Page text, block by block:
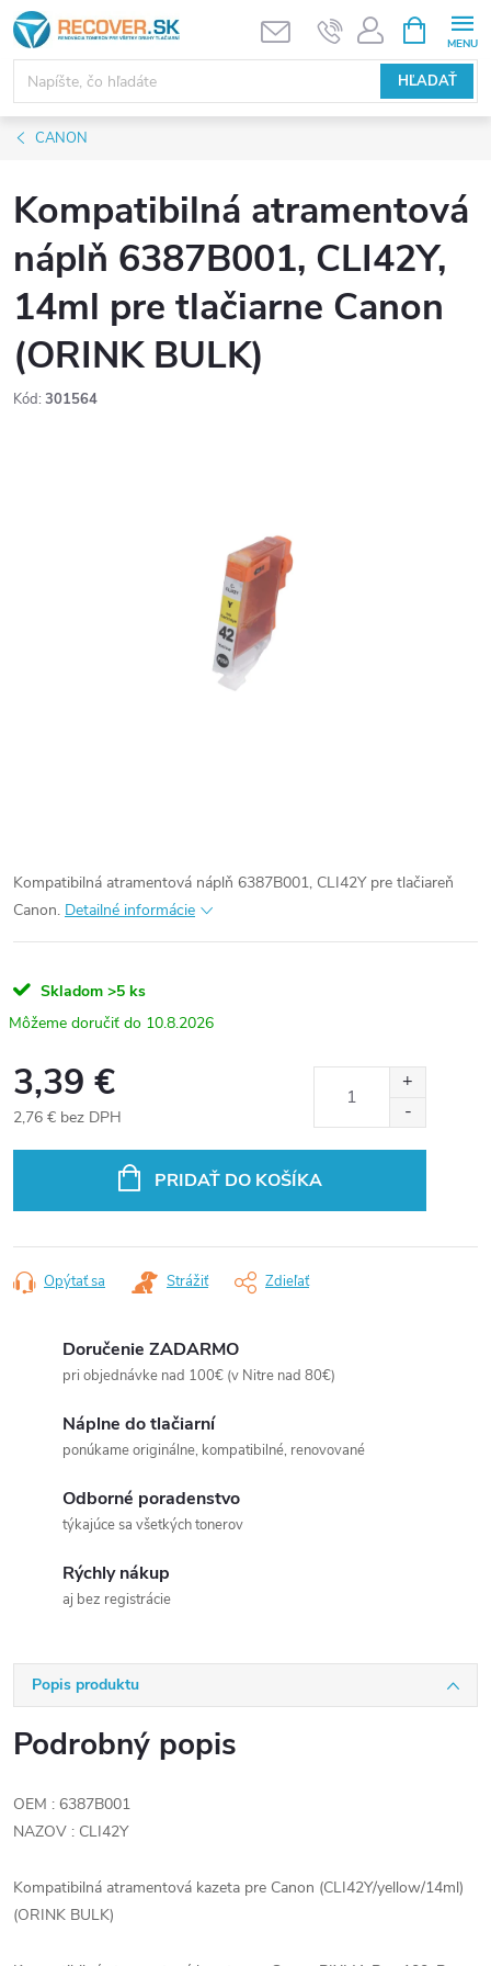
Prejsť
na
obsah
HĽADAŤ
KOŠÍK
CANON
Kompatibilná atramentová
náplň 6387B001, CLI42Y,
14ml pre tlačiarne Canon
(ORINK BULK)
Kód: 301564
Kompatibilná atramentová náplň 6387B001, CLI42Y pre tlačiareň
Canon. Detailné informácie
Skladom >5 ks
10.8.2026
3,39 €
2,76 € bez DPH
PRIDAŤ DO KOŠÍKA
Opýtať sa Strážiť Zdieľať
Doručenie ZADARMO
pri objednávke nad 100€ (v Nitre nad 80€)
Náplne do tlačiarní
ponúkame originálne, kompatibilné, renovované
Odborné poradenstvo
týkajúce sa všetkých tonerov
Rýchly nákup
aj bez registrácie
Popis produktu
Podrobný popis
OEM : 6387B001
NAZOV : CLI42Y
Kompatibilná atramentová kazeta pre Canon (CLI42Y/yellow/14ml)
(ORINK BULK)